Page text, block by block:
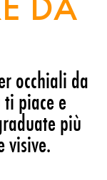
occhiali da
piace e
più
visive.